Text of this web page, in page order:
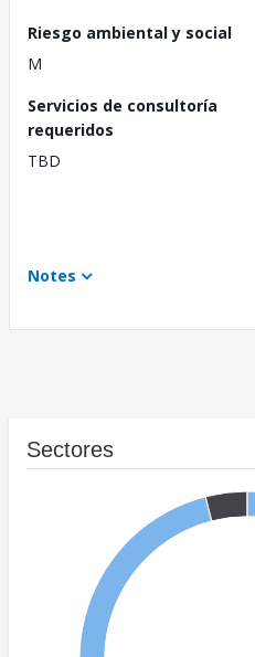
Riesgo ambiental y social
M
Servicios de consultoría
requeridos
TBD
Notes
Sectores